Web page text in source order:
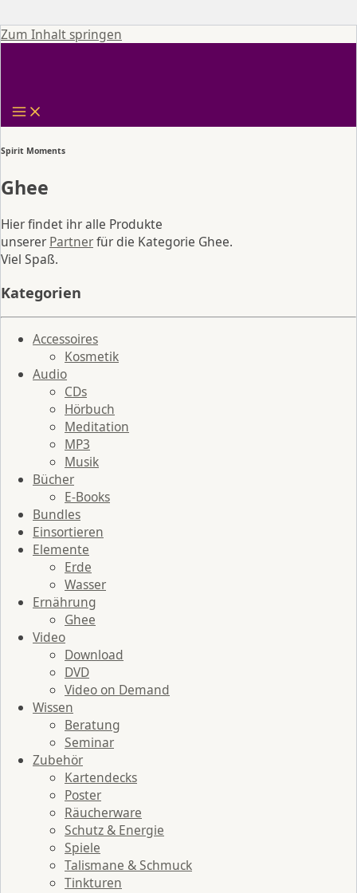
Zum Inhalt springen
Spirit Moments
Ghee
Hier findet ihr alle Produkte
unserer Partnerfür die Kategorie Ghee.
Viel Spaß.
Kategorien
Accessoires
Kosmetik
Audio
CDs
Hörbuch
Meditation
MP3
Musik
Bücher
E-Books
Bundles
Einsortieren
Elemente
Erde
Wasser
Ernährung
Ghee
Video
Download
DVD
Video on Demand
Wissen
Beratung
Seminar
Zubehör
Kartendecks
Poster
Räucherware
Schutz & Energie
Spiele
Talismane & Schmuck
Tinkturen